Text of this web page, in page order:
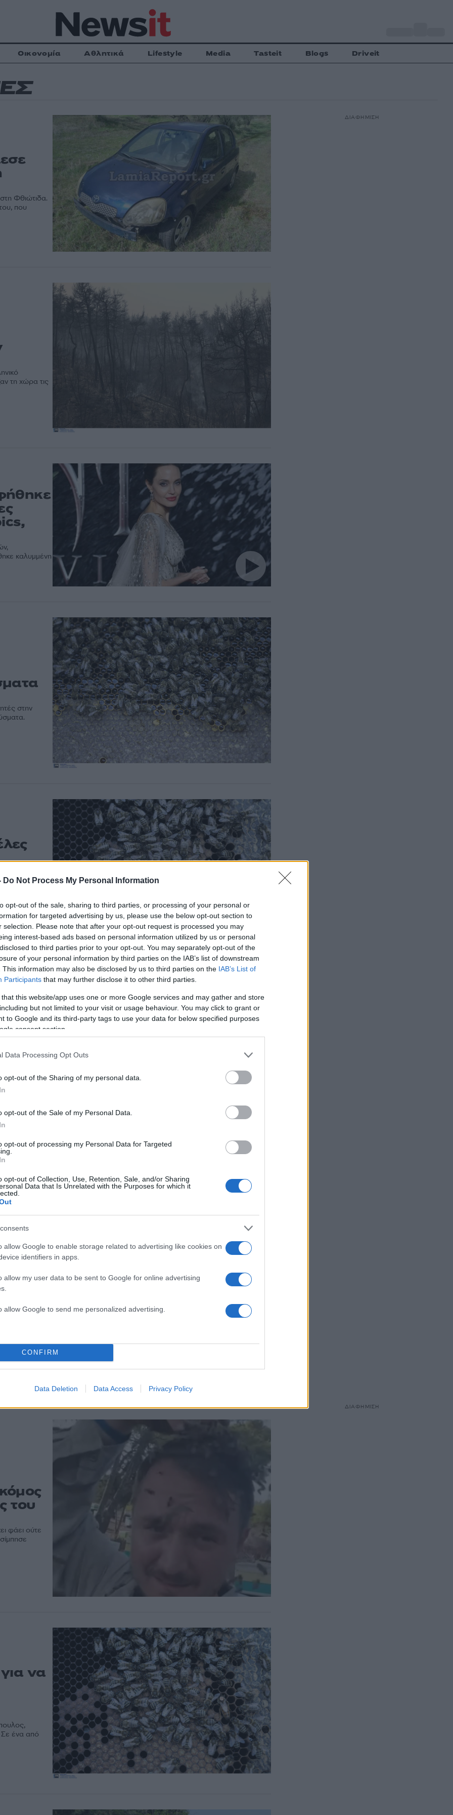
Do Not Process My Personal Information
opt-out of the sale, sharing to third parties, or processing of your personal or
for targeted advertising by us, please use the below opt-out section to
selection. Please note that after your opt-out request is processed you may
interest-based ads based on personal information utilized by us or personal
to third parties prior to your opt-out. You may separately opt-out of the
of your personal information by third parties on the IAB’s list of downstream
This information may also be disclosed by us to third parties on the IAB’s List of
Participants that may further disclose it to other third parties.
that this website/app uses one or more Google services and may gather and store
but not limited to your visit or usage behaviour. You may click to grant or
to Google and its third-party tags to use your data for below specified purposes
consent section.
Data Processing Opt Outs
opt-out of the Sharing of my personal data.
opt-out of the Sale of my Personal Data.
opt-out of processing my Personal Data for Targeted
opt-out of Collection, Use, Retention, Sale, and/or Sharing
Data that Is Unrelated with the Purposes for which it
allow Google to enable storage related to advertising like cookies on
identifiers in apps.
allow my user data to be sent to Google for online advertising
allow Google to send me personalized advertising.
CONFIRM
Data Deletion Data Access Privacy Policy
Οικονομία Αθλητικά Lifestyle Media Tasteit Blogs Driveit
Φθιώτιδα.
που
τη χώρα τις
καλυμμένη
στην
σοκ
του
Ένας
καταφύγιο μελισσών
επετείου, είναι γνωστό...
ΔΙΑΦΗΜΙΣΗ
του
φάει ούτε
να
Σε ένα από
ΔΙΑΦΗΜΙΣΗ